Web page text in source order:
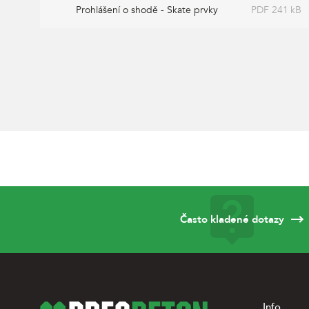
Prohlášení o shodě - Skate prvky PDF 241 kB
Často kladené dotazy